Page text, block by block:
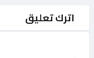
اترك تعليق